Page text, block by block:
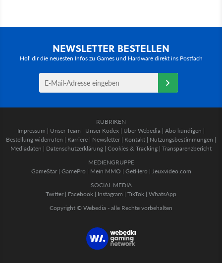
NEWSLETTER BESTELLEN
Hol' dir die neuesten Infos zu Games und Hardware direkt ins Postfach
RUBRIKEN
Impressum | Unser Team | Unser Kodex | Über Webedia | Abo kündigen |
Bestellung widerrufen | Karriere | Newsletter | Kontakt | Nutzungsbestimmungen |
Mediadaten | Datenschutzerklärung | Cookies & Tracking | Transparenzbericht
MEDIENGRUPPE
GameStar| GamePro | Mein MMO | GetHero | Jeuxvideo.com
SOCIAL MEDIA
Twitter | Facebook | Instagram | TikTok | WhatsApp
Copyright © Webedia - alle Rechte vorbehalten